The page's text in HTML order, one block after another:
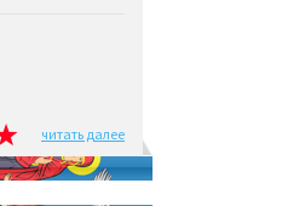
читать далее